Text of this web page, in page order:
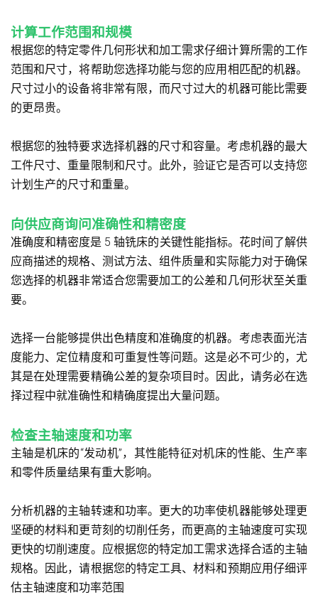
计算工作范围和规模
根据您的特定零件几何形状和加工需求仔细计算所需的工作
范围和尺寸，将帮助您选择功能与您的应用相匹配的机器。
尺寸过小的设备将非常有限，而尺寸过大的机器可能比需要
的更昂贵。
根据您的独特要求选择机器的尺寸和容量。考虑机器的最大
工件尺寸、重量限制和尺寸。此外，验证它是否可以支持您
计划生产的尺寸和重量。
向供应商询问准确性和精密度
准确度和精密度是 5 轴铣床的关键性能指标。花时间了解供
应商描述的规格、测试方法、组件质量和实际能力对于确保
您选择的机器非常适合您需要加工的公差和几何形状至关重
要。
选择一台能够提供出色精度和准确度的机器。考虑表面光洁
度能力、定位精度和可重复性等问题。这是必不可少的，尤
其是在处理需要精确公差的复杂项目时。因此，请务必在选
择过程中就准确性和精确度提出大量问题。
检查主轴速度和功率
主轴是机床的“发动机”，其性能特征对机床的性能、生产率
和零件质量结果有重大影响。
分析机器的主轴转速和功率。更大的功率使机器能够处理更
坚硬的材料和更苛刻的切削任务，而更高的主轴速度可实现
更快的切削速度。应根据您的特定加工需求选择合适的主轴
规格。因此，请根据您的特定工具、材料和预期应用仔细评
估主轴速度和功率范围